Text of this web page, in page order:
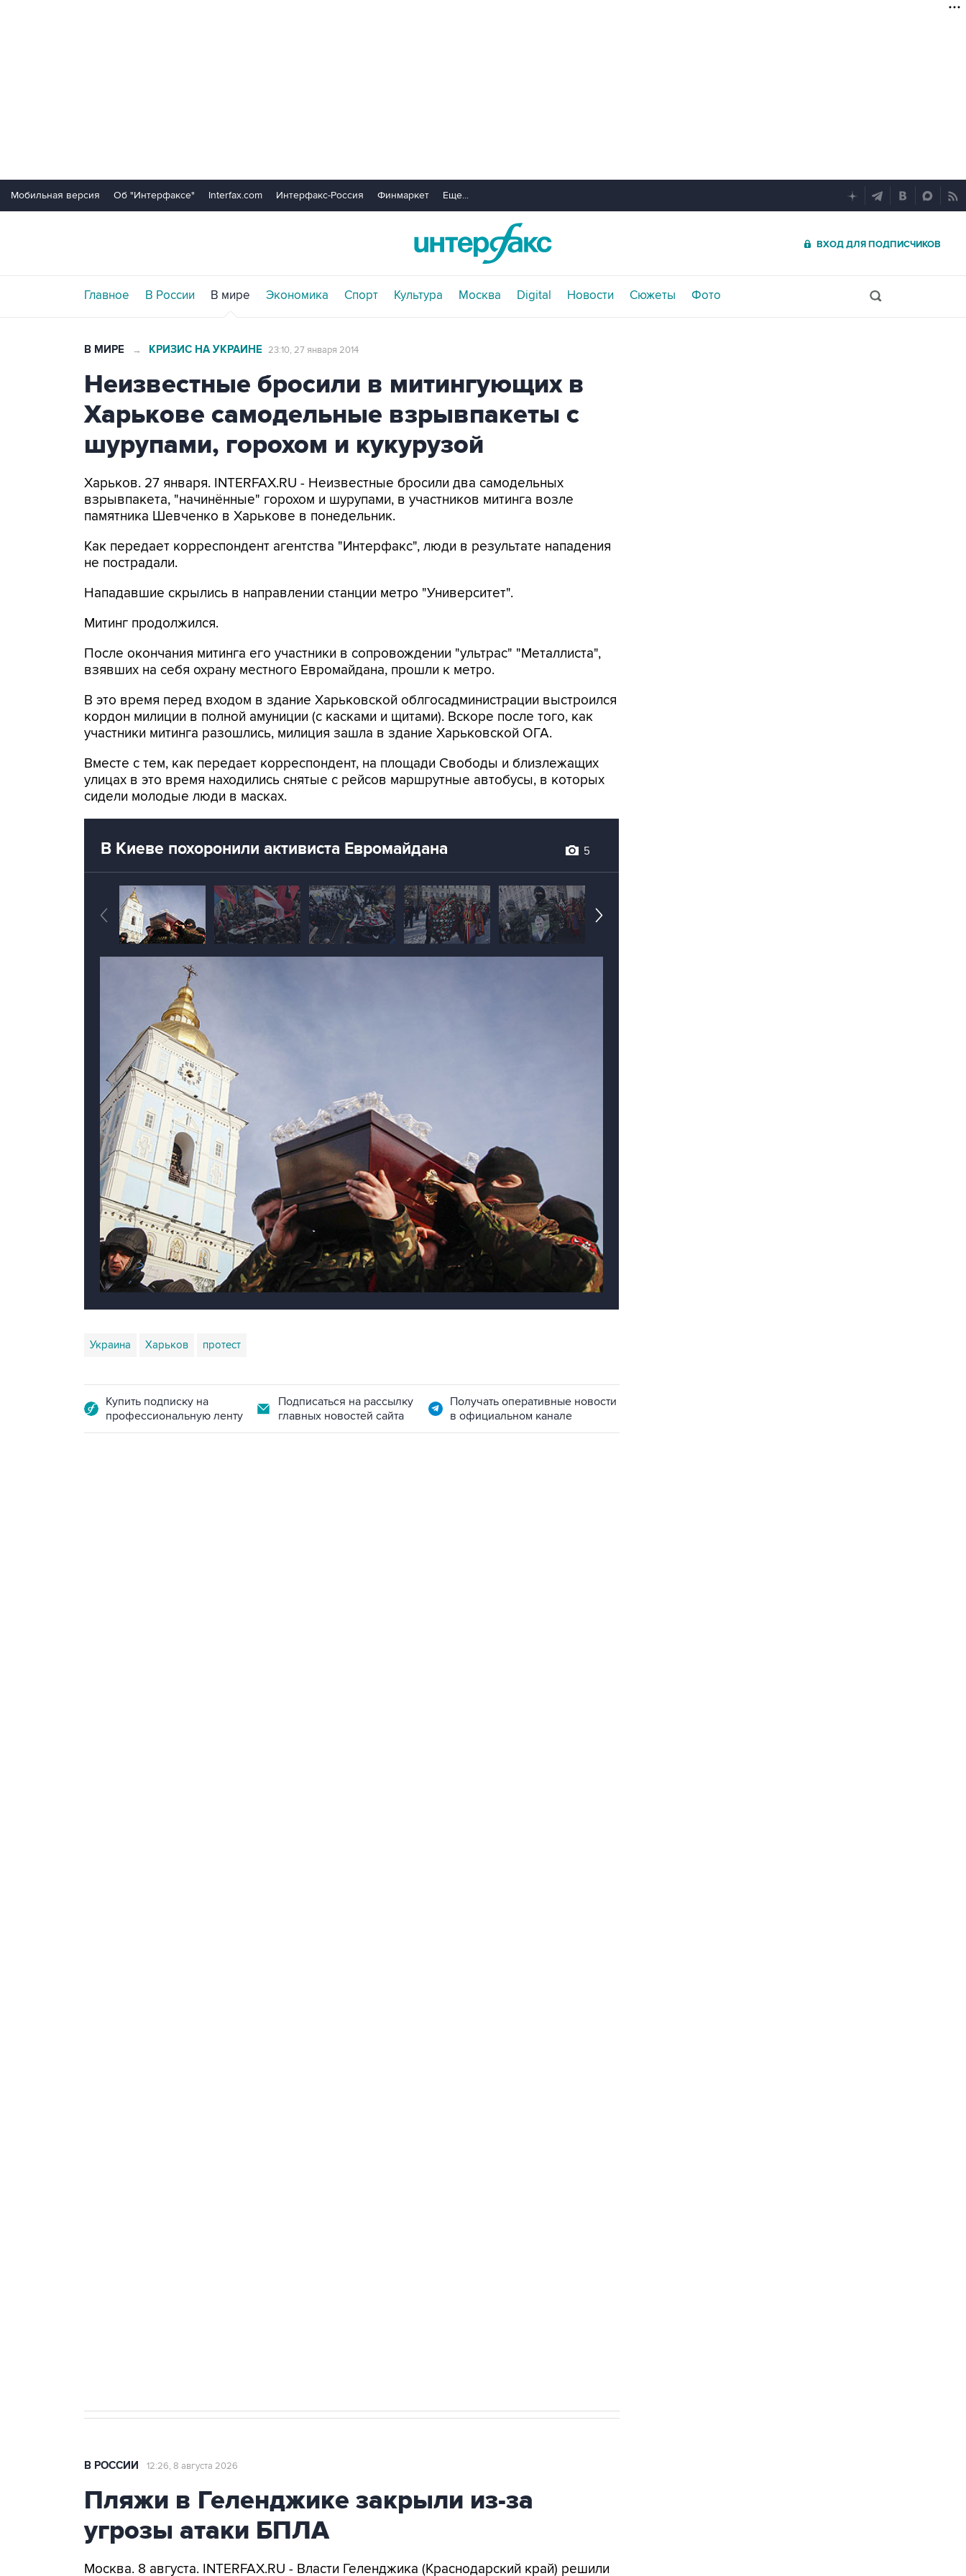
Мобильная версия Об "Интерфаксе" Interfax.com Интерфакс-Россия Финмаркет Еще...
ВХОД ДЛЯ ПОДПИСЧИКОВ
Главное В России В мире Экономика Спорт Культура Москва Digital Новости Сюжеты Фото
В МИРЕ → КРИЗИС НА УКРАИНЕ 23:10, 27 января 2014
Неизвестные бросили в митингующих в
Харькове самодельные взрывпакеты с
шурупами, горохом и кукурузой
Харьков. 27 января. INTERFAX.RU - Неизвестные бросили два самодельных
взрывпакета, "начинённые" горохом и шурупами, в участников митинга возле
памятника Шевченко в Харькове в понедельник.
Как передает корреспондент агентства "Интерфакс", люди в результате нападения
не пострадали.
Нападавшие скрылись в направлении станции метро "Университет".
Митинг продолжился.
После окончания митинга его участники в сопровождении "ультрас" "Металлиста",
взявших на себя охрану местного Евромайдана, прошли к метро.
В это время перед входом в здание Харьковской облгосадминистрации выстроился
кордон милиции в полной амуниции (с касками и щитами). Вскоре после того, как
участники митинга разошлись, милиция зашла в здание Харьковской ОГА.
Вместе с тем, как передает корреспондент, на площади Свободы и близлежащих
улицах в это время находились снятые с рейсов маршрутные автобусы, в которых
сидели молодые люди в масках.
В Киеве похоронили активиста Евромайдана 5
Украина Харьков протест
Купить подписку на
профессиональную ленту
Подписаться на рассылку
главных новостей сайта
Получать оперативные новости
в официальном канале
В РОССИИ 12:26, 8 августа 2026
Пляжи в Геленджике закрыли из-за
угрозы атаки БПЛА
Москва. 8 августа. INTERFAX.RU - Власти Геленджика (Краснодарский край) решили